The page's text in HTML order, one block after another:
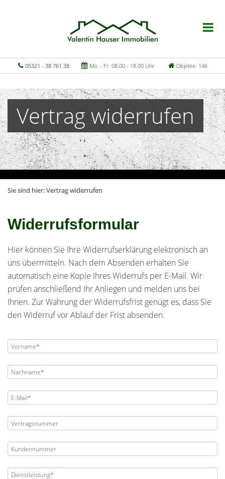
05321 - 38 761 38 Mo. - Fr. 08.00 - 18.00 Uhr Objekte: 146
Vertrag widerrufen
Sie sind hier:Vertrag widerrufen
Widerrufsformular
Hier können Sie Ihre Widerrufserklärung elektronisch an
uns übermitteln. Nach dem Absenden erhalten Sie
automatisch eine Kopie Ihres Widerrufs per E-Mail. Wir
prüfen anschließend Ihr Anliegen und melden uns bei
Ihnen. Zur Wahrung der Widerrufsfrist genügt es, dass Sie
den Widerruf vor Ablauf der Frist absenden.